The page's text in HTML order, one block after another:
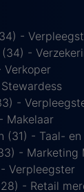
-
-
Verkoper
-
Makelaar
(31) - Taal-
- Marketing
Verpleegster
- Retail